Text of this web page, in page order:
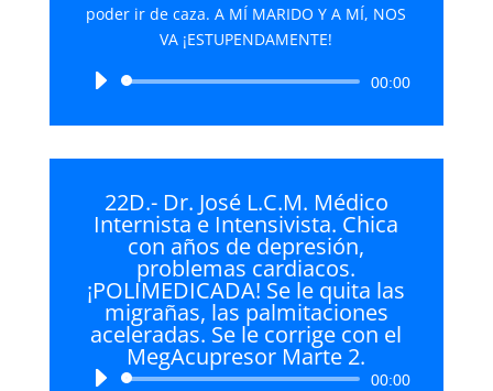
poder ir de caza. A MÍ MARIDO Y A MÍ, NOS
VA ¡ESTUPENDAMENTE!
Reproductor
audio
00:00
22D.- Dr. José L.C.M. Médico
Internista e Intensivista. Chica
con años de depresión,
problemas cardiacos.
¡POLIMEDICADA! Se le quita las
migrañas, las palmitaciones
aceleradas. Se le corrige con el
MegAcupresor Marte 2.
Reproductor
00:00